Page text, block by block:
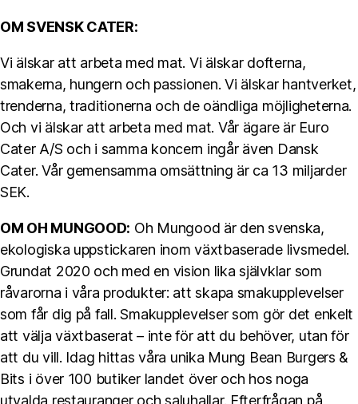
OM SVENSK CATER:
Vi älskar att arbeta med mat. Vi älskar dofterna,
smakerna, hungern och passionen. Vi älskar hantverket,
trenderna, traditionerna och de oändliga möjligheterna.
Och vi älskar att arbeta med mat. Vår ägare är Euro
Cater A/S och i samma koncern ingår även Dansk
Cater. Vår gemensamma omsättning är ca 13 miljarder
SEK.
OM OH MUNGOOD: Oh Mungood är den svenska,
ekologiska uppstickaren inom växtbaserade livsmedel.
Grundat 2020 och med en vision lika självklar som
råvarorna i våra produkter: att skapa smakupplevelser
som får dig på fall. Smakupplevelser som gör det enkelt
att välja växtbaserat – inte för att du behöver, utan för
att du vill. Idag hittas våra unika Mung Bean Burgers &
Bits i över 100 butiker landet över och hos noga
utvalda restauranger och saluhallar. Efterfrågan på